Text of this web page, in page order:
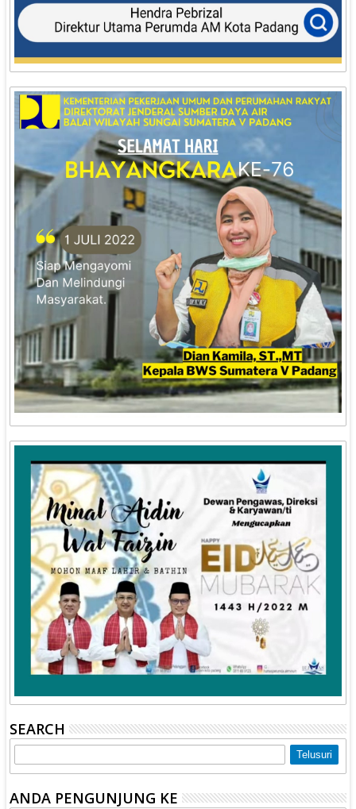
SEARCH
ANDA PENGUNJUNG KE